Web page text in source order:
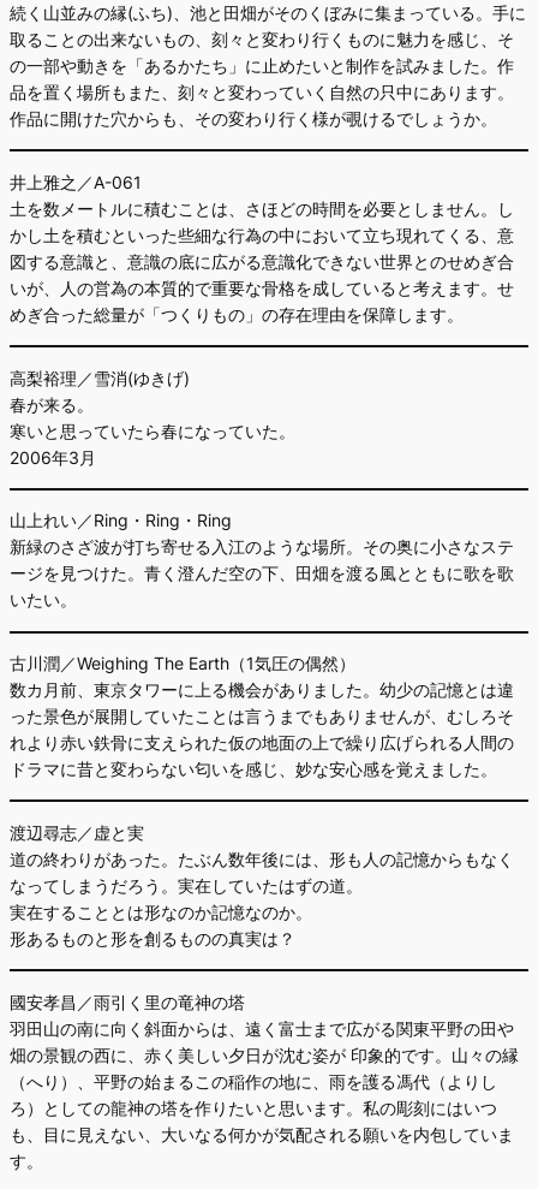
続く山並みの縁(ふち)、池と田畑がそのくぼみに集まっている。手に
取ることの出来ないもの、刻々と変わり行くものに魅力を感じ、そ
の一部や動きを「あるかたち」に止めたいと制作を試みました。作
品を置く場所もまた、刻々と変わっていく自然の只中にあります。
作品に開けた穴からも、その変わり行く様が覗けるでしょうか。
井上雅之／A-061
土を数メートルに積むことは、さほどの時間を必要としません。し
かし土を積むといった些細な行為の中において立ち現れてくる、意
図する意識と、意識の底に広がる意識化できない世界とのせめぎ合
いが、人の営為の本質的で重要な骨格を成していると考えます。せ
めぎ合った総量が「つくりもの」の存在理由を保障します。
高梨裕理／雪消(ゆきげ)
春が来る。
寒いと思っていたら春になっていた。
2006年3月
山上れい／Ring・Ring・Ring
新緑のさざ波が打ち寄せる入江のような場所。その奥に小さなステ
ージを見つけた。青く澄んだ空の下、田畑を渡る風とともに歌を歌
いたい。
古川潤／Weighing The Earth（1気圧の偶然）
数カ月前、東京タワーに上る機会がありました。幼少の記憶とは違
った景色が展開していたことは言うまでもありませんが、むしろそ
れより赤い鉄骨に支えられた仮の地面の上で繰り広げられる人間の
ドラマに昔と変わらない匂いを感じ、妙な安心感を覚えました。
渡辺尋志／虚と実
道の終わりがあった。たぶん数年後には、形も人の記憶からもなく
なってしまうだろう。実在していたはずの道。
実在することとは形なのか記憶なのか。
形あるものと形を創るものの真実は？
國安孝昌／雨引く里の竜神の塔
羽田山の南に向く斜面からは、遠く富士まで広がる関東平野の田や
畑の景観の西に、赤く美しい夕日が沈む姿が 印象的です。山々の縁
（へり）、平野の始まるこの稲作の地に、雨を護る馮代（よりし
ろ）としての龍神の塔を作りたいと思います。私の彫刻にはいつ
も、目に見えない、大いなる何かが気配される願いを内包していま
す。